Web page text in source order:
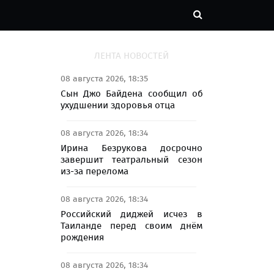
ЛЕНТА НОВОСТЕЙ
08 августа 2026, 18:35
Сын Джо Байдена сообщил об
ухудшении здоровья отца
08 августа 2026, 18:34
Ирина Безрукова досрочно
завершит театральный сезон
из-за перелома
08 августа 2026, 18:34
Российский диджей исчез в
Таиланде перед своим днём
рождения
08 августа 2026, 18:34